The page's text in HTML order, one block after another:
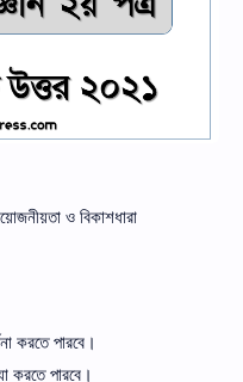
ও বিকাশধারা
করতে পারবে।
করতে পারবে।